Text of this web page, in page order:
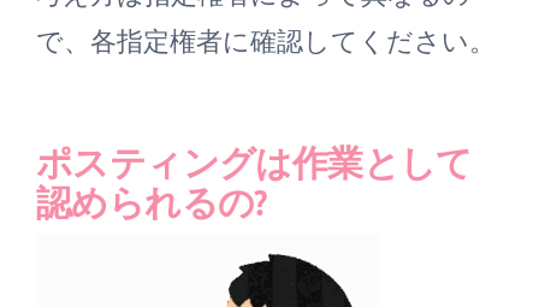
で、各指定権者に確認してください。
ポスティングは作業として
認められるの?